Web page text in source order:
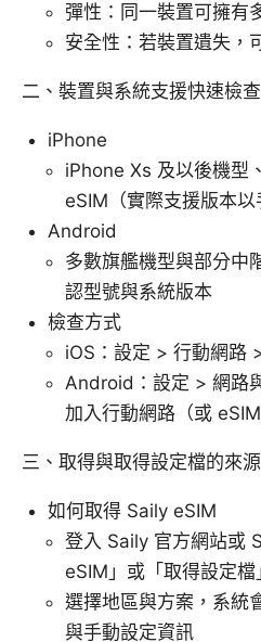
彈性：同一裝置可擁有
安全性：若裝置遺失，
二、裝置與系統支援快速檢查
iPhone
iPhone Xs 及以後機型
eSIM（實際支援版本以
Android
多數旗艦機型與部分中
認型號與系統版本
檢查方式
iOS：設定 > 行動網路
Android：設定 > 網路
加入行動網路（或 eSIM
三、取得與取得設定檔的來源
如何取得 Saily eSIM
登入 Saily 官方網站或
eSIM」或「取得設定檔
選擇地區與方案，系統
與手動設定資訊